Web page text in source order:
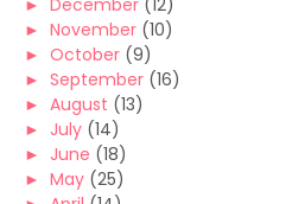
► December (12)
► November (10)
► October (9)
► September (16)
► August (13)
► July (14)
► June (18)
► May (25)